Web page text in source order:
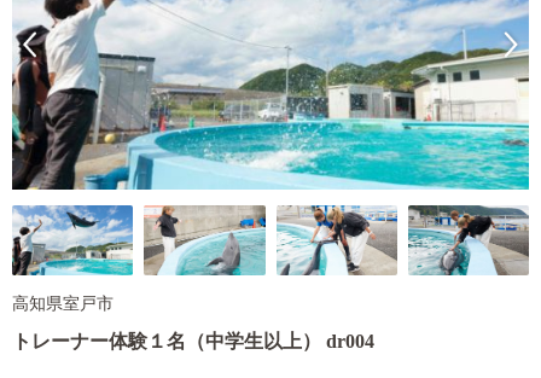
高知県室戸市
トレーナー体験１名（中学生以上） dr004